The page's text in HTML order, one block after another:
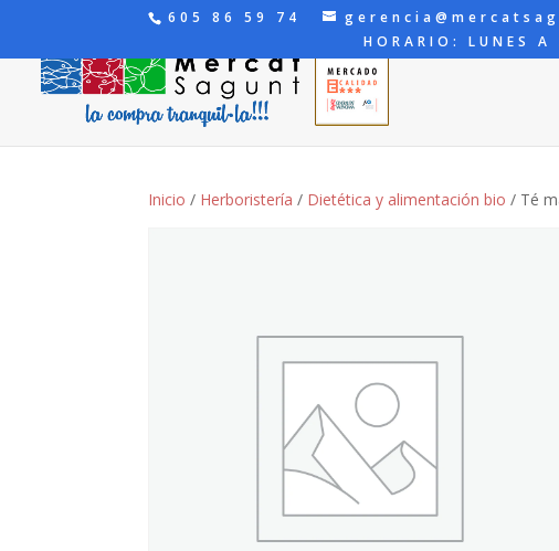
605 86 59 74
HORARIO: LUNES
Inicio / Herboristería / Dietética y alimentación bio / Té